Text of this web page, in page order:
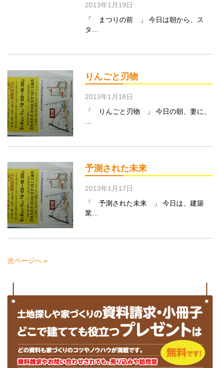
2013年1月19日
「 まつりの前 」 今日は朝から、ス
タ…
りんごと刃物
2013年1月18日
「 りんごと刃物 」 今日の朝、妻に、
予測された未来
2013年1月17日
「 予測された未来 」 今日は、建築
業…
次ページへ »